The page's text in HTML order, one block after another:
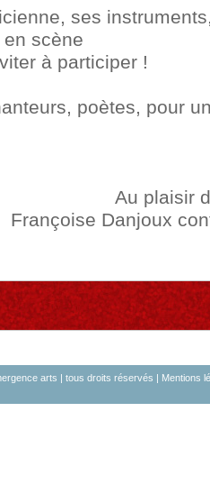
ses
scène
à participer !
poètes, pour
Au plaisir
Françoise Danjoux
arts | tous droits réservés | Mentions